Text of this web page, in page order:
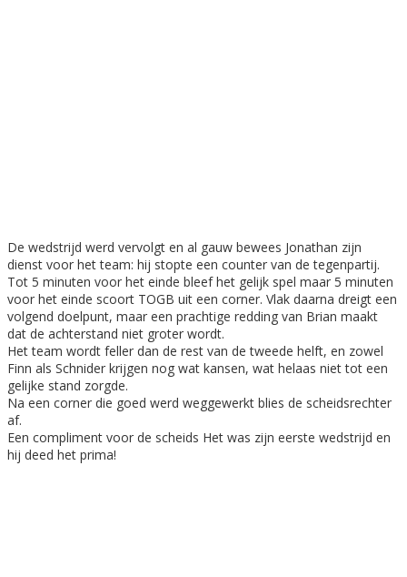
De wedstrijd werd vervolgt en al gauw bewees Jonathan zijn
dienst voor het team: hij stopte een counter van de tegenpartij.
Tot 5 minuten voor het einde bleef het gelijk spel maar 5 minuten
voor het einde scoort TOGB uit een corner. Vlak daarna dreigt een
volgend doelpunt, maar een prachtige redding van Brian maakt
dat de achterstand niet groter wordt.
Het team wordt feller dan de rest van de tweede helft, en zowel
Finn als Schnider krijgen nog wat kansen, wat helaas niet tot een
gelijke stand zorgde.
Na een corner die goed werd weggewerkt blies de scheidsrechter
af.
Een compliment voor de scheids Het was zijn eerste wedstrijd en
hij deed het prima!